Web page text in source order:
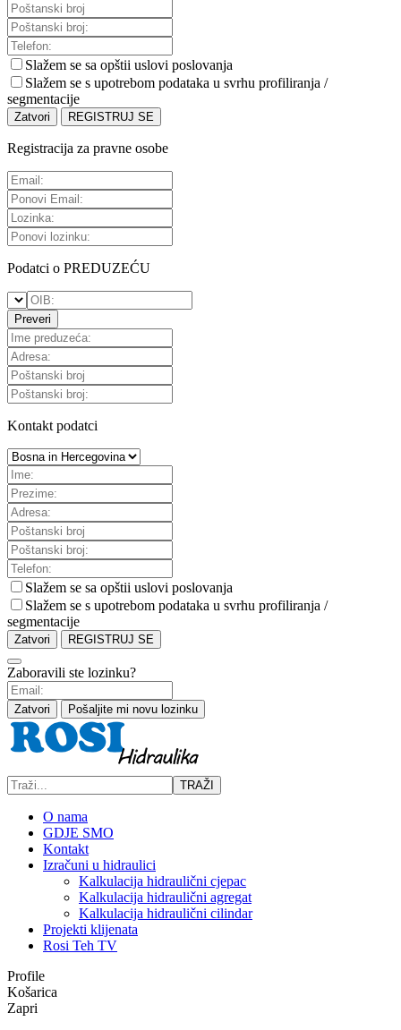
Slažem se sa opštii uslovi poslovanja
Slažem se s upotrebom podataka u svrhu profiliranja /
segmentacije
Zatvori REGISTRUJ SE
Registracija za pravne osobe
Podatci o PREDUZEĆU
Preveri
Kontakt podatci
Slažem se sa opštii uslovi poslovanja
Slažem se s upotrebom podataka u svrhu profiliranja /
segmentacije
Zatvori REGISTRUJ SE
Zaboravili ste lozinku?
Zatvori Pošaljite mi novu lozinku
TRAŽI
O nama
GDJE SMO
Kontakt
Izračuni u hidraulici
Kalkulacija hidraulični cjepac
Kalkulacija hidraulični agregat
Kalkulacija hidraulični cilindar
Projekti klijenata
Rosi Teh TV
Profile
Košarica
Zapri